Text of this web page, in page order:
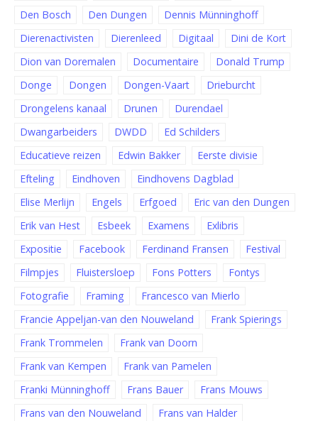
Den Bosch
Den Dungen
Dennis Münninghoff
Dierenactivisten
Dierenleed Digitaal
Dini de Kort
Dion van Doremalen
Documentaire
Donald Trump
Donge
Dongen Dongen-Vaart
Drieburcht
Drongelens kanaal
Drunen
Durendael
Dwangarbeiders
DWDD
Ed Schilders
Educatieve reizen
Edwin Bakker
Eerste divisie
Efteling
Eindhoven
Eindhovens Dagblad
Elise Merlijn
Engels Erfgoed
Eric van den Dungen
Erik van Hest
Esbeek Examens
Exlibris
Expositie
Facebook Ferdinand Fransen
Festival
Filmpjes
Fluistersloep Fons Potters
Fontys
Fotografie
Framing
Francesco van Mierlo
Francie Appeljan-van den Nouweland
Frank Spierings
Frank Trommelen
Frank van Doorn
Frank van Kempen
Frank van Pamelen
Franki Münninghoff
Frans Bauer
Frans Mouws
Frans van den Nouweland
Frans van Halder